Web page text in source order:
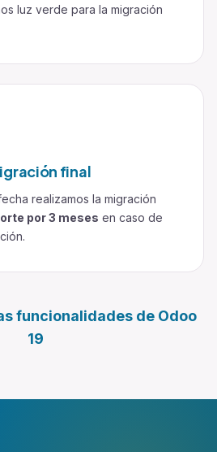
luz verde para la migración
final
realizamos la migración
por 3 meses en caso de
funcionalidades de Odoo
19